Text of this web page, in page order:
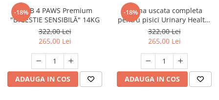
-18%
CLUB 4 PAWS Premium
"DIGESTIE SENSIBILĂ" 14KG
322,00 Lei
265,00 Lei
ADAUGA IN COS
-18%
Hrana uscata completa
pentru pisici Urinary Health,
Premium, Club 4 Paws, 14 kg
322,00 Lei
265,00 Lei
ADAUGA IN COS